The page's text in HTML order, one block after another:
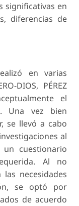
significativas en
diferencias de
en varias
DIOS, PÉREZ
el
Una vez bien
se llevó a cabo
al
un cuestionario
Al no
necesidades
se optó por
de acuerdo